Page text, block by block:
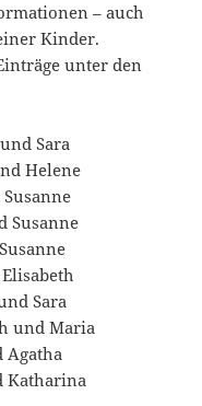
– auch
Kinder.
unter den
Sara
Helene
Susanne
Sara
und Maria
Agatha
Katharina